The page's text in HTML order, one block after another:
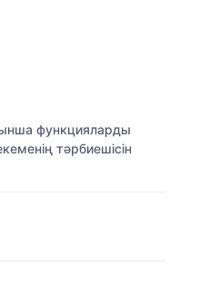
функцияларды
тәрбиешісін